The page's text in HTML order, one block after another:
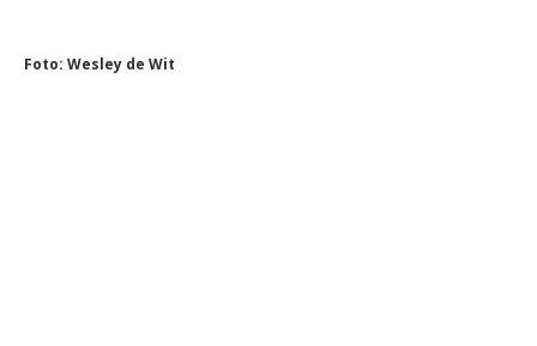
Foto: Wesley de Wit